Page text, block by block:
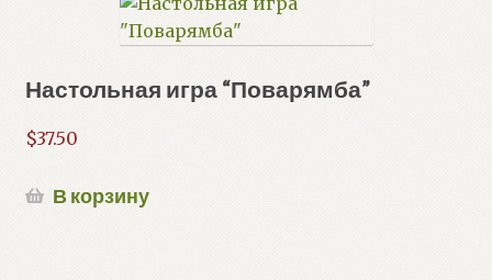
Настольная игра “Поварямба”
$37.50
В корзину